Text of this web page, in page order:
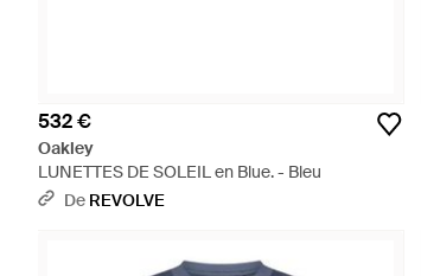
532 €
Oakley
LUNETTES DE SOLEIL en Blue. - Bleu
De REVOLVE